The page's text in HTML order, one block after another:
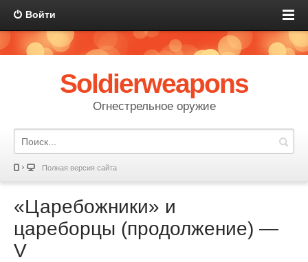
Войти
Soldierweapons
Огнестрельное оружие
Полная версия сайта
«Царебожники» и
цареборцы (продолжение) —
V